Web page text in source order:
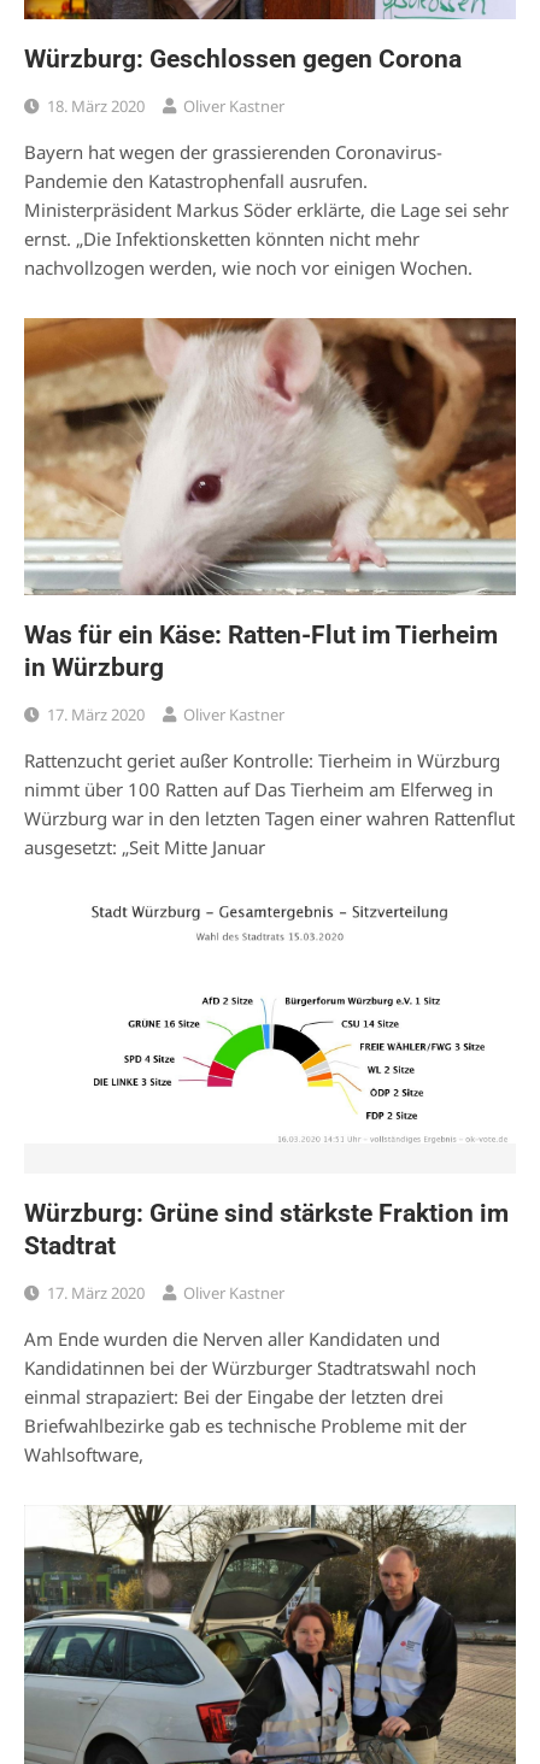
Würzburg: Geschlossen gegen Corona
18. März 2020 Oliver Kastner
Bayern hat wegen der grassierenden Coronavirus-
Pandemie den Katastrophenfall ausrufen.
Ministerpräsident Markus Söder erklärte, die Lage sei sehr
ernst. „Die Infektionsketten könnten nicht mehr
nachvollzogen werden, wie noch vor einigen Wochen.
Was für ein Käse: Ratten-Flut im Tierheim
in Würzburg
17. März 2020 Oliver Kastner
Rattenzucht geriet außer Kontrolle: Tierheim in Würzburg
nimmt über 100 Ratten auf Das Tierheim am Elferweg in
Würzburg war in den letzten Tagen einer wahren Rattenflut
ausgesetzt: „Seit Mitte Januar
Würzburg: Grüne sind stärkste Fraktion im
Stadtrat
17. März 2020 Oliver Kastner
Am Ende wurden die Nerven aller Kandidaten und
Kandidatinnen bei der Würzburger Stadtratswahl noch
einmal strapaziert: Bei der Eingabe der letzten drei
Briefwahlbezirke gab es technische Probleme mit der
Wahlsoftware,